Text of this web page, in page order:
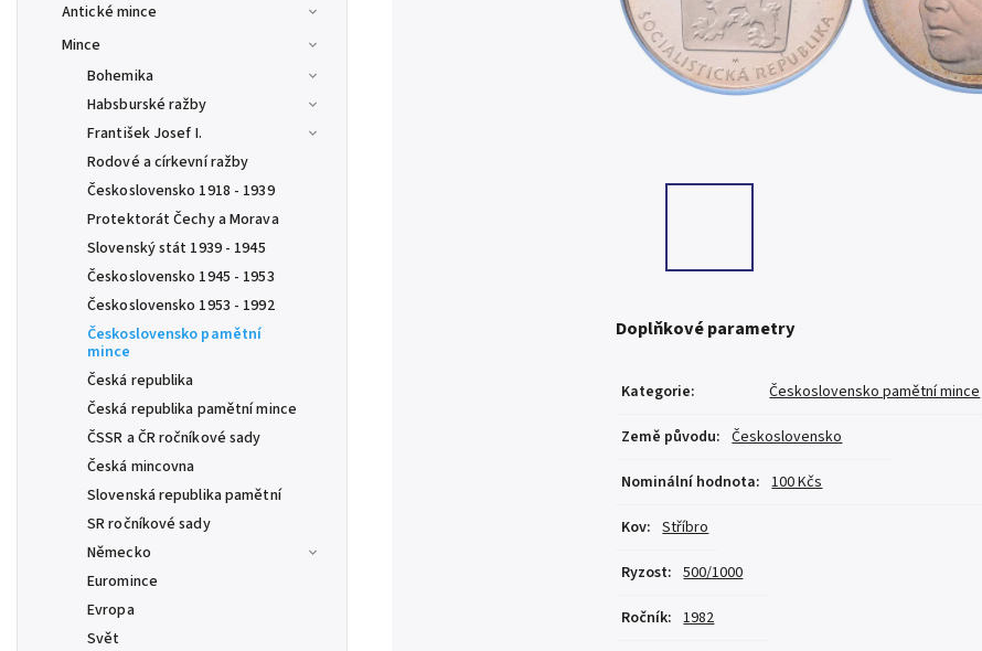
Antické mince
Mince
Bohemika
Habsburské ražby
František Josef I.
Rodové a církevní ražby
Československo 1918 - 1939
Protektorát Čechy a Morava
Slovenský stát 1939 - 1945
Československo 1945 - 1953
Československo 1953 - 1992
Československo pamětní
mince
Česká republika
Česká republika pamětní mince
ČSSR a ČR ročníkové sady
Česká mincovna
Slovenská republika pamětní
SR ročníkové sady
Německo
Euromince
Evropa
Svět
Doplňkové parametry
Kategorie: Československo pamětní mince
Země původu: Československo
Nominální hodnota: 100 Kčs
Kov: Stříbro
Ryzost: 500/1000
Ročník: 1982